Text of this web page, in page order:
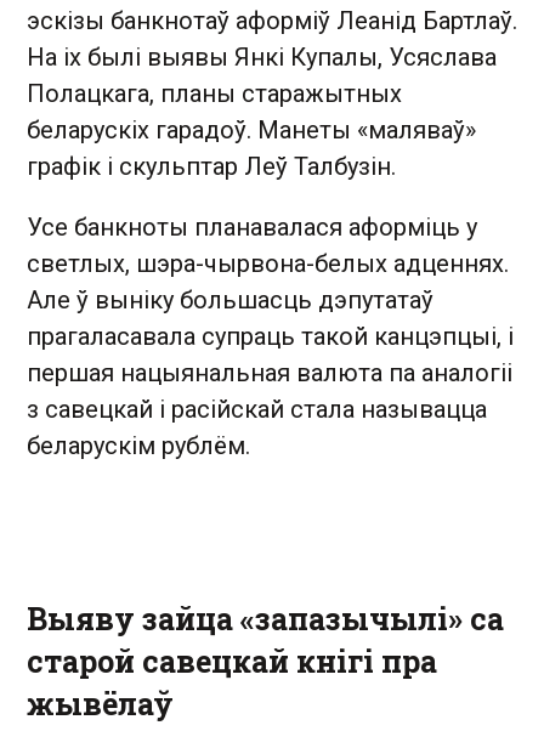
эскізы банкнотаў аформіў Леанід Бартлаў.
На іх былі выявы Янкі Купалы, Усяслава
Полацкага, планы старажытных
беларускіх гарадоў. Манеты «маляваў»
графік і скульптар Леў Талбузін.
Усе банкноты планавалася аформіць у
светлых, шэра-чырвона-белых адценнях.
Але ў выніку большасць дэпутатаў
прагаласавала супраць такой канцэпцыі, і
першая нацыянальная валюта па аналогіі
з савецкай і расійскай стала называцца
беларускім рублём.
Выяву зайца «запазычылі» са
старой савецкай кнігі пра
жывёлаў